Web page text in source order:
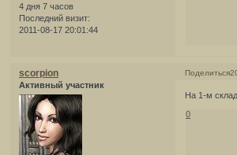
4 дня 7 часов
Последний визит:
2011-08-17 20:01:44
Поделиться
scorpion
Активный участник
На 1-м
0